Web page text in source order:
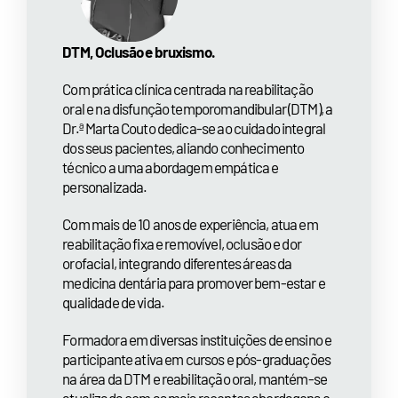
DTM, Oclusão e bruxismo.
Com prática clínica centrada na reabilitação
oral e na disfunção temporomandibular (DTM), a
Dr.ª Marta Couto dedica-se ao cuidado integral
dos seus pacientes, aliando conhecimento
técnico a uma abordagem empática e
personalizada.
Com mais de 10 anos de experiência, atua em
reabilitação fixa e removível, oclusão e dor
orofacial, integrando diferentes áreas da
medicina dentária para promover bem-estar e
qualidade de vida.
Formadora em diversas instituições de ensino e
participante ativa em cursos e pós-graduações
na área da DTM e reabilitação oral, mantém-se